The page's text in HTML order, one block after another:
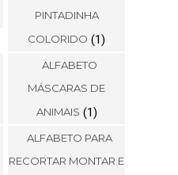
PINTADINHA
COLORIDO (1)
ALFABETO
MÁSCARAS DE
ANIMAIS (1)
ALFABETO PARA
RECORTAR MONTAR E